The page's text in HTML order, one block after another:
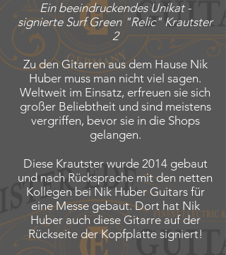
Ein beeindruckendes Unikat -
signierte Surf Green "Relic" Krautster
2
Zu den Gitarren aus dem Hause Nik
Huber muss man nicht viel sagen.
Weltweit im Einsatz, erfreuen sie sich
großer Beliebtheit und sind meistens
vergriffen, bevor sie in die Shops
gelangen.
Diese Krautster wurde 2014 gebaut
und nach Rücksprache mit den netten
Kollegen bei Nik Huber Guitars für
eine Messe gebaut. Dort hat Nik
Huber auch diese Gitarre auf der
Rückseite der Kopfplatte signiert!